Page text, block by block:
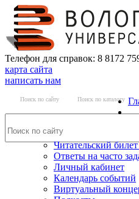
Телефон для справок: 8 8172
карта сайта
написать нам
Поиск по сайту Поиск по каталогу
Читательский
Ответы на часто
Личный кабинет
Календарь событий
Виртуальный